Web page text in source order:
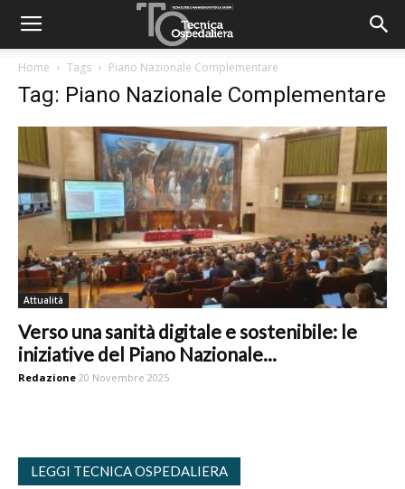
Home Tags Piano Nazionale Complementare
Tag: Piano Nazionale Complementare
Attualità
Verso una sanità digitale e sostenibile: le
iniziative del Piano Nazionale...
Redazione 20 Novembre 2025
LEGGI TECNICA OSPEDALIERA